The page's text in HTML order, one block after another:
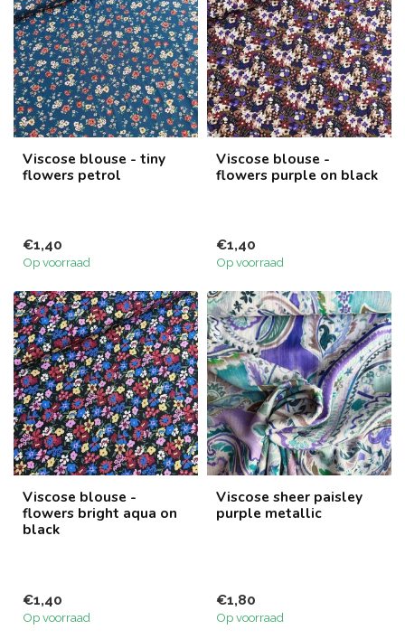
Viscose blouse - tiny
flowers petrol
€1,40
Op voorraad
Viscose blouse -
flowers purple on black
€1,40
Op voorraad
Viscose blouse -
flowers bright aqua on
black
€1,40
Op voorraad
Viscose sheer paisley
purple metallic
€1,80
Op voorraad